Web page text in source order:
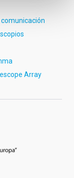
comunicación
Array